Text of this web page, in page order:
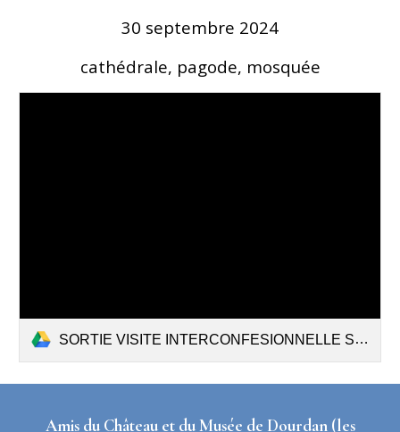
30 septembre 2024
cathédrale, pagode, mosquée
SORTIE VISITE INTERCONFESIONNELLE SEPT 2024.pdf
Amis du Château et du Musée de Dourdan (les